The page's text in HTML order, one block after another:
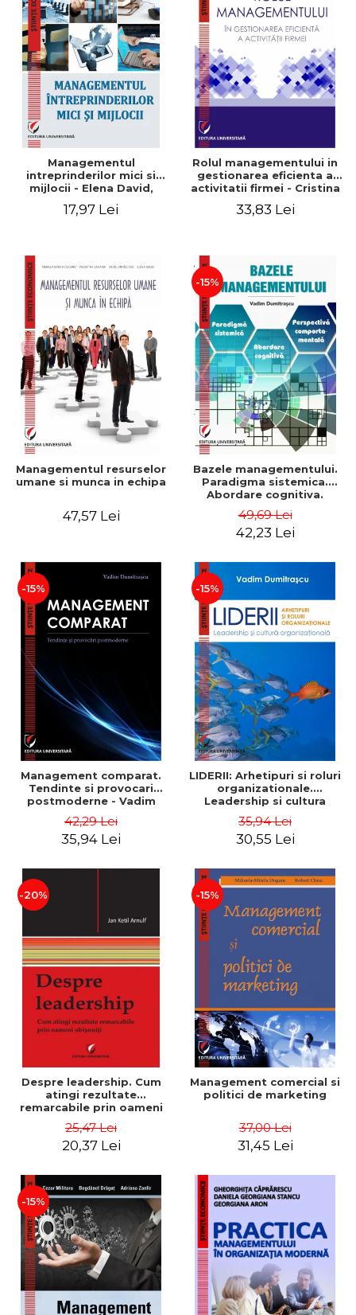
Managementul
intreprinderilor mici si
mijlocii - Elena David,
Roxana Carmen Ionescu,
17,97 Lei
Rolul managementului in
gestionarea eficienta a
activitatii firmei - Cristina
Gabriel Nastase, Mihaela-
33,83 Lei
Managementul resurselor
umane si munca in echipa
47,57 Lei
-15%
Bazele managementului.
Paradigma sistemica.
Abordare cognitiva.
comportamentala - Vadim
Dumitrascu
49,69 Lei
42,23 Lei
-15%
Management comparat.
Tendinte si provocari
postmoderne - Vadim
42,29 Lei
35,94 Lei
-15%
LIDERII: Arhetipuri si roluri
organizationale.
Leadership si cultura
Dumitrascu
35,94 Lei
30,55 Lei
-20%
Despre leadership. Cum
atingi rezultate
remarcabile prin oameni
25,47 Lei
20,37 Lei
-15%
Management comercial si
politici de marketing
37,00 Lei
31,45 Lei
-15%